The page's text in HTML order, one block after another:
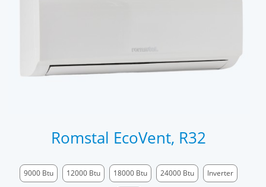
Romstal EcoVent, R32
9000 Btu 12000 Btu 18000 Btu 24000 Btu Inverter